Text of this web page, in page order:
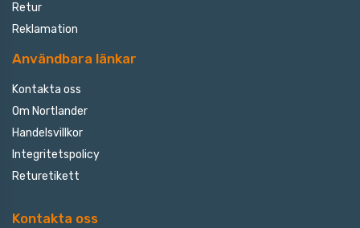
Retur
Reklamation
Användbara länkar
Kontakta oss
Om Nortlander
Handelsvillkor
Integritetspolicy
Returetikett
Kontakta oss